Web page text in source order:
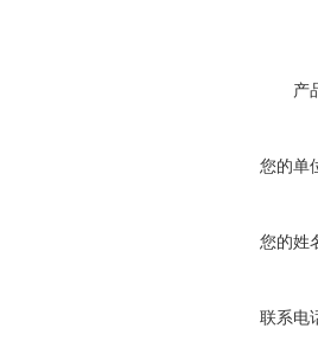
产
您的单
您的姓
联系电